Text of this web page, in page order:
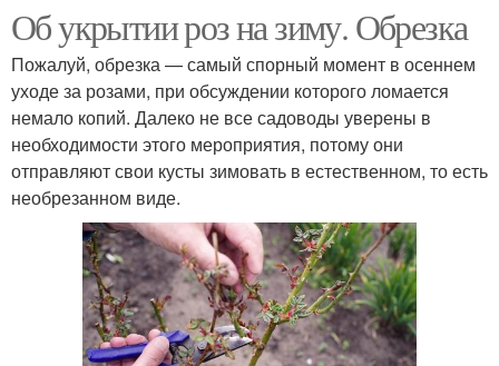
Об укрытии роз на зиму. Обрезка
Пожалуй, обрезка — самый спорный момент в осеннем
уходе за розами, при обсуждении которого ломается
немало копий. Далеко не все садоводы уверены в
необходимости этого мероприятия, потому они
отправляют свои кусты зимовать в естественном, то есть
необрезанном виде.